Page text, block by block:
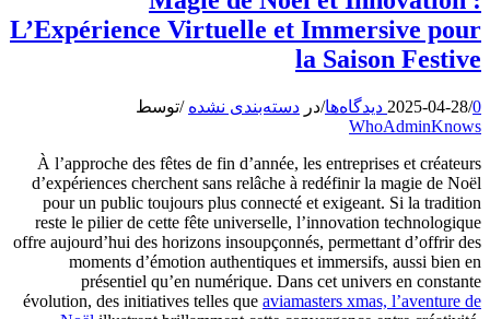
L’Expérience Virtuelle et Immersive pour
la Saison Festive
2025-04-28/0 دیدگاه‌ها /در دسته‌بندی نشده /توسط
WhoAdminKnows
À l’approche des fêtes de fin d’année, les entreprises et créateurs
d’expériences cherchent sans relâche à redéfinir la magie de Noël
pour un public toujours plus connecté et exigeant. Si la tradition
reste le pilier de cette fête universelle, l’innovation technologique
offre aujourd’hui des horizons insoupçonnés, permettant d’offrir des
moments d’émotion authentiques et immersifs, aussi bien en
présentiel qu’en numérique. Dans cet univers en constante
évolution, des initiatives telles que aviamasters xmas, l’aventure de